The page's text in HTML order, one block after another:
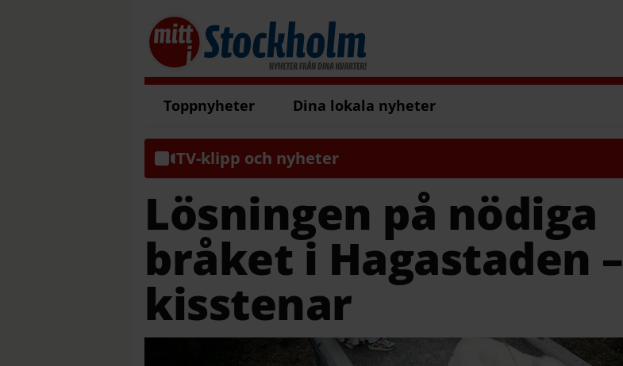
Toppnyheter Dina lokala nyheter
TV-klipp och nyheter
Lösningen på nödiga
bråket i Hagastaden –
kisstenar